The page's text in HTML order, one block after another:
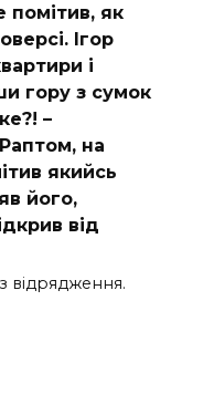
помітив, як
Ігор
і
гору з сумок
–
на
якийсь
його,
від
відрядження.